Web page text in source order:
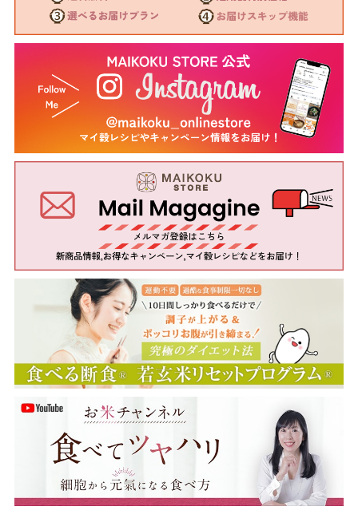
なお会員登録は無料です。
※ログインには、会員登録時に入力したメールアドレ
スおよびパスワードが必要になります。
会員のみなさまから提供された個人情報
当サイトを利用するにあたって、会員の住所、電話番
号、購入履歴などの大切な個人情報がネットサーバ上
に登録されますが、当社はその個人情報を適切かつ確
れる場合を除き、開示しないものとします。
※チャートなど一個人が特定できない範囲で集計する
場合があります。
お客様からの会員登録を承認しない場合
会員登録の申し込みを当社が受けた際、架空の人物を
登録した場合や、本人以外の第三者の会員登録をした
場合、過去に会員除名処分を受けたことがある場合な
ど、当社が不適当と判断した時は、その会員登録を承
認しない場合があります。
また一度承認した会員であっても前述のいずれかであ
ることが判明した場合は、ただちに承認を取り消させ
ていただきます。
個人利用以外に転用、商用することを禁止します
当サイトを利用する会員は当サイトに掲載されている
いかなる情報もコピー、又は他へ転用することを禁止
いたします。
掲載内容について